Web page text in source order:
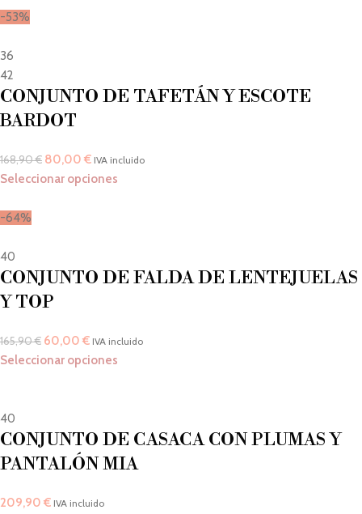
-53%
36
42
CONJUNTO DE TAFETÁN Y ESCOTE
BARDOT
168,90€ 80,00 € IVA incluido
Seleccionar opciones
-64%
40
CONJUNTO DE FALDA DE LENTEJUELAS
Y TOP
165,90€ 60,00 € IVA incluido
Seleccionar opciones
40
CONJUNTO DE CASACA CON PLUMAS Y
PANTALÓN MIA
209,90 € IVA incluido